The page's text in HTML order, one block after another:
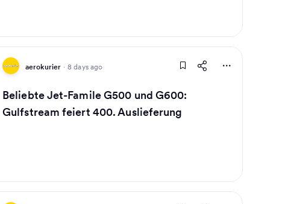
aerokurier · 8 days ago
Beliebte Jet-Famile G500 und G600:
Gulfstream feiert 400. Auslieferung